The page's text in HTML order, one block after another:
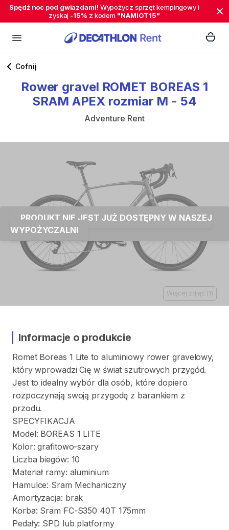
Spędź noc pod gwiazdami! Wypożycz sprzęt kempingowy i
zyskaj -15% z kodem "NAMIOT15"
Cofnij
Rower gravel ROMET BOREAS 1
SRAM APEX rozmiar M - 54
Adventure Rent
PRODUKT NIE JEST JUŻ DOSTĘPNY W NASZEJ
WYPOŻYCZALNI
Więcej zdjęć (1 )
Informacje o produkcie
Romet Boreas 1 Lite to aluminiowy rower gravelowy​,​
który wprowadzi Cię w świat szutrowych przygód.
Jest to idealny wybór dla osób​,​ które dopiero
rozpoczynają swoją przygodę z barankiem z
przodu.
SPECYFIKACJA
Model: BOREAS 1 LITE
Kolor: grafitowo-szary
Liczba biegów: 10
Materiał ramy: aluminium
Hamulce: Sram Mechaniczny
Amortyzacja: brak
Korba: Sram FC-S350 40T 175mm
Pedały: SPD lub platformy